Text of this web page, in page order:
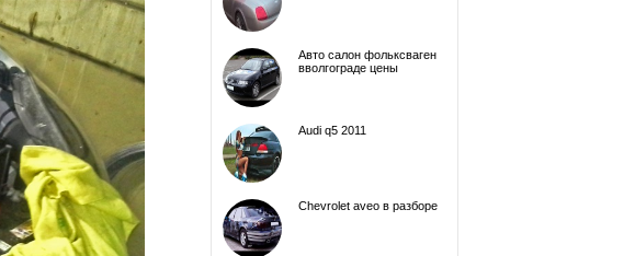
Авто салон фольксваген
вволгограде цены
Audi q5 2011
Chevrolet aveo в разборе